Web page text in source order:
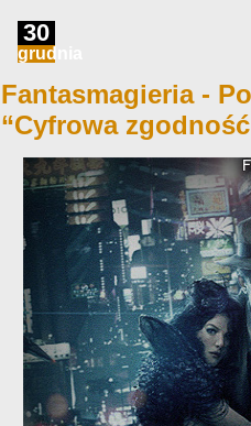
30
grudnia
Fantasmagieria -
“Cyfrowa